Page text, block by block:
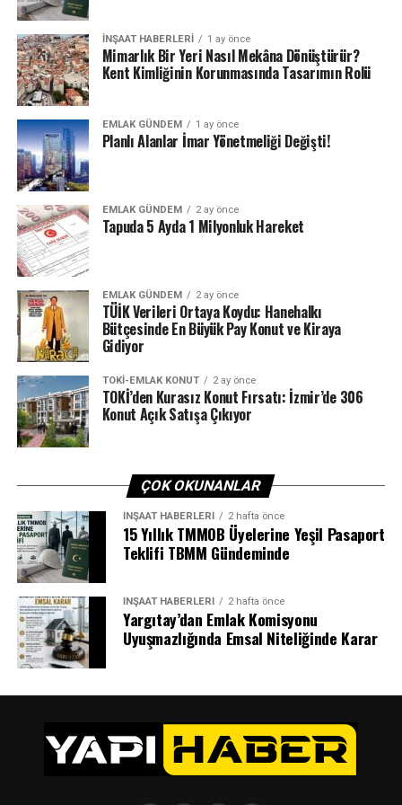
Kadar?
Haziran ayı sonunda açıklanan bu verilere göre,
Temmuz 2025’te kira sözleşmesini yenileyen
kiracılar için azami zam oranı %45,80
belirlendi. Bu oran, 12 aylık TÜFE ortalamasına
dayanıyor ve kanunen bu oranın üzerine çıkılması
mümkün değil.
Kira Zamları Artık Sıkı Takip Ediliyor
Son yıllarda hızla yükselen kira fiyatları, kiracılar ve ev
sahipleri arasında sık sık anlaşmazlıklara neden oluyor.
Bu nedenle
piyasasında denge sağlıyor hem de hukuki
anlaşmazlıkların önüne geçiyor.
ETIKETLER MANSET TEMMUZ 2025 KIRA ARTIŞ ORANI
SONRAKI
Konut Piyasasında Bahar Havası: Faiz İndirimiyle Talep
ÖNCEKI
Dublörle Arazi Vurgunu Önlendi: Tapu Memuru Fark Etti
İNŞAAT HABERLERI 1 ay önce
Mimarlık Bir Yeri Nasıl Mekâna Dönüştürür?
Kent Kimliğinin Korunmasında Tasarımın Rolü
EMLAK GÜNDEM 1 ay önce
Planlı Alanlar İmar Yönetmeliği Değişti!
EMLAK GÜNDEM 2 ay önce
Tapuda 5 Ayda 1 Milyonluk Hareket
EMLAK GÜNDEM 2 ay önce
TÜİK Verileri Ortaya Koydu: Hanehalkı
Bütçesinde En Büyük Pay Konut ve Kiraya
Gidiyor
TOKI-EMLAK KONUT 2 ay önce
TOKİ’den Kurasız Konut Fırsatı: İzmir’de 306
Konut Açık Satışa Çıkıyor
ÇOK OKUNANLAR
İNŞAAT HABERLERI 2 hafta önce
15 Yıllık TMMOB Üyelerine Yeşil Pasaport
Teklifi TBMM Gündeminde
İNŞAAT HABERLERI 2 hafta önce
Yargıtay’dan Emlak Komisyonu
Uyuşmazlığında Emsal Niteliğinde Karar